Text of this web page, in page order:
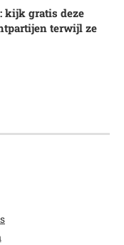
kijk gratis deze
terwijl ze